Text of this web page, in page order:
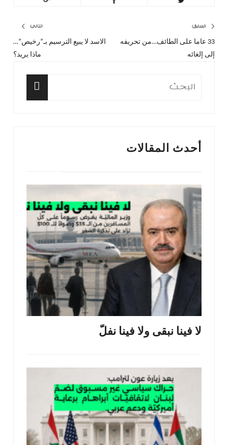
تصفّح
المقالات
السابق
المقال
33 عاما على الطائف…من تحريفه
إلى إلغائه
التالي
الاسد لا يبيع الترسيم بـ”رخيص”…
ماذا يريد؟
البحث
أحدث المقالات
لا فينا نبقى ولا فينا نفلّ